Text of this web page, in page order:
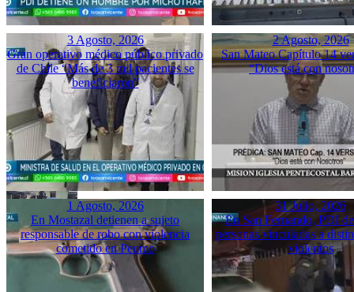
3 Agosto, 2026
Gran operativo médico público privado
de Chile “Más de 3 mil pacientes se
beneficiaron”
2 Agosto, 2026
San Mateo Capítulo 14
“Dios está con
1 Agosto, 2026
En Mostazal detienen a sujeto
responsable de robo con violencia
cometido en Peumo
31 Julio, 2026
En San Fernando, PDI
personas vinculadas a
violentos